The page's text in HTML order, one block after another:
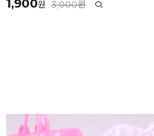
1,900원 3,000원